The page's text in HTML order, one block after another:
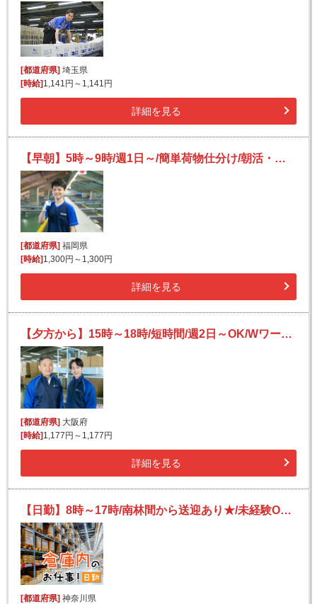
[都道府県]埼玉県
[時給]1,141円～1,141円
詳細を見る
【早朝】5時～9時/週1日～/簡単荷物仕分け/朝活・短時間/日払い可(規定有)/副業歓迎
[都道府県] 福岡県
[時給] 1,300円～1,300円
詳細を見る
【夕方から】15時～18時/短時間/週2日～OK/Wワークにも/未経験OK/宅配便の仕分け
[都道府県] 大阪府
[時給] 1,177円～1,177円
詳細を見る
【日勤】8時～17時/南林間から送迎あり★/未経験OK！/残業ほぼナシ◎/洗剤・飲料の積み付け・検品
[都道府県]神奈川県